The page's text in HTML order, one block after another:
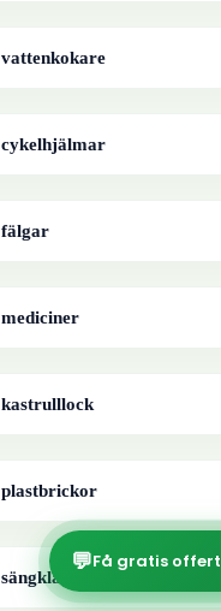
vattenkokare
cykelhjälmar
fälgar
mediciner
kastrulllock
plastbrickor
sängkläder
💬Få gratis